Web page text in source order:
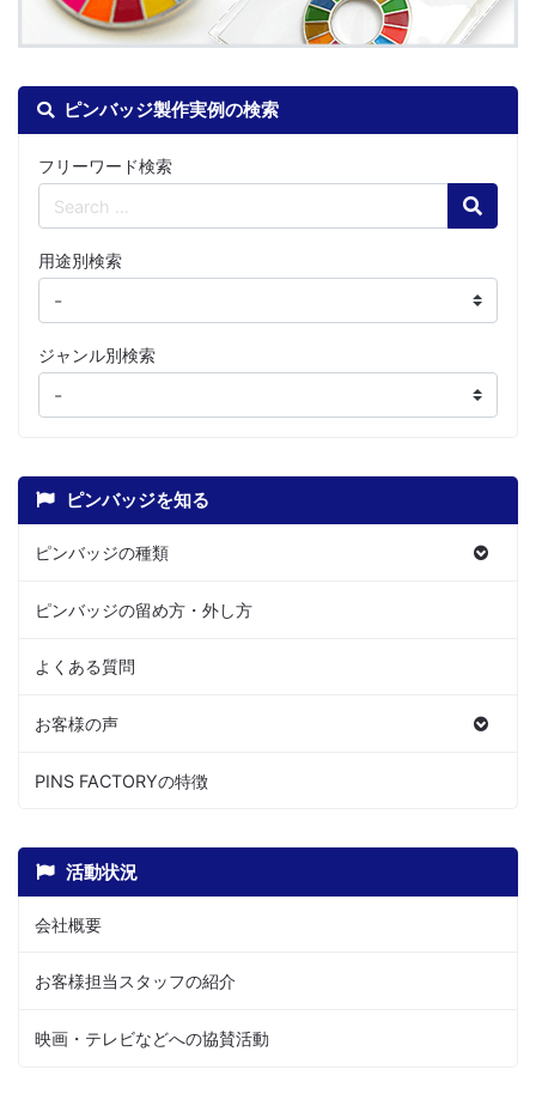
ピンバッジ製作実例の検索
フリーワード検索
Search
用途別検索
ジャンル別検索
ピンバッジを知る
ピンバッジの種類
ピンバッジの留め方・外し方
よくある質問
お客様の声
PINS FACTORYの特徴
活動状況
会社概要
お客様担当スタッフの紹介
映画・テレビなどへの協賛活動